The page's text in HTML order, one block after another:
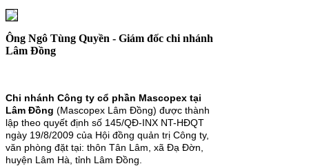
Ông Ngô Tùng Quyền - Giám đốc chi nhánh
Lâm Đồng
Chi nhánh Công ty cổ phần Mascopex tại
Lâm Đồng (Mascopex Lâm Đồng) được thành
lập theo quyết định số 145/QĐ-INX NT-HĐQT
ngày 19/8/2009 của Hội đồng quản trị Công ty,
văn phòng đặt tại: thôn Tân Lâm, xã Đạ Đờn,
huyện Lâm Hà, tỉnh Lâm Đồng.